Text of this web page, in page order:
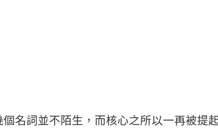
名詞並不陌生，而核心之所以一再被提